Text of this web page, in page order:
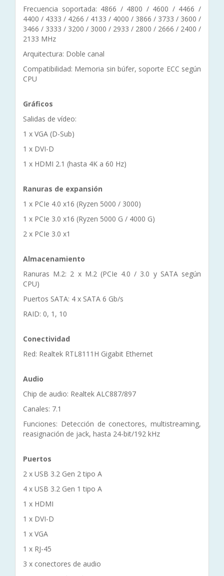
Frecuencia soportada: 4866 / 4800 / 4600 / 4466 /
4400 / 4333 / 4266 / 4133 / 4000 / 3866 / 3733 / 3600 /
3466 / 3333 / 3200 / 3000 / 2933 / 2800 / 2666 / 2400 /
2133 MHz
Arquitectura: Doble canal
Compatibilidad: Memoria sin búfer, soporte ECC según
CPU
Gráficos
Salidas de vídeo:
1 x VGA (D-Sub)
1 x DVI-D
1 x HDMI 2.1 (hasta 4K a 60 Hz)
Ranuras de expansión
1 x PCIe 4.0 x16 (Ryzen 5000 / 3000)
1 x PCIe 3.0 x16 (Ryzen 5000 G / 4000 G)
2 x PCIe 3.0 x1
Almacenamiento
Ranuras M.2: 2 x M.2 (PCIe 4.0 / 3.0 y SATA según
CPU)
Puertos SATA: 4 x SATA 6 Gb/s
RAID: 0, 1, 10
Conectividad
Red: Realtek RTL8111H Gigabit Ethernet
Audio
Chip de audio: Realtek ALC887/897
Canales: 7.1
Funciones: Detección de conectores, multistreaming,
reasignación de jack, hasta 24-bit/192 kHz
Puertos
2 x USB 3.2 Gen 2 tipo A
4 x USB 3.2 Gen 1 tipo A
1 x HDMI
1 x DVI-D
1 x VGA
1 x RJ-45
3 x conectores de audio